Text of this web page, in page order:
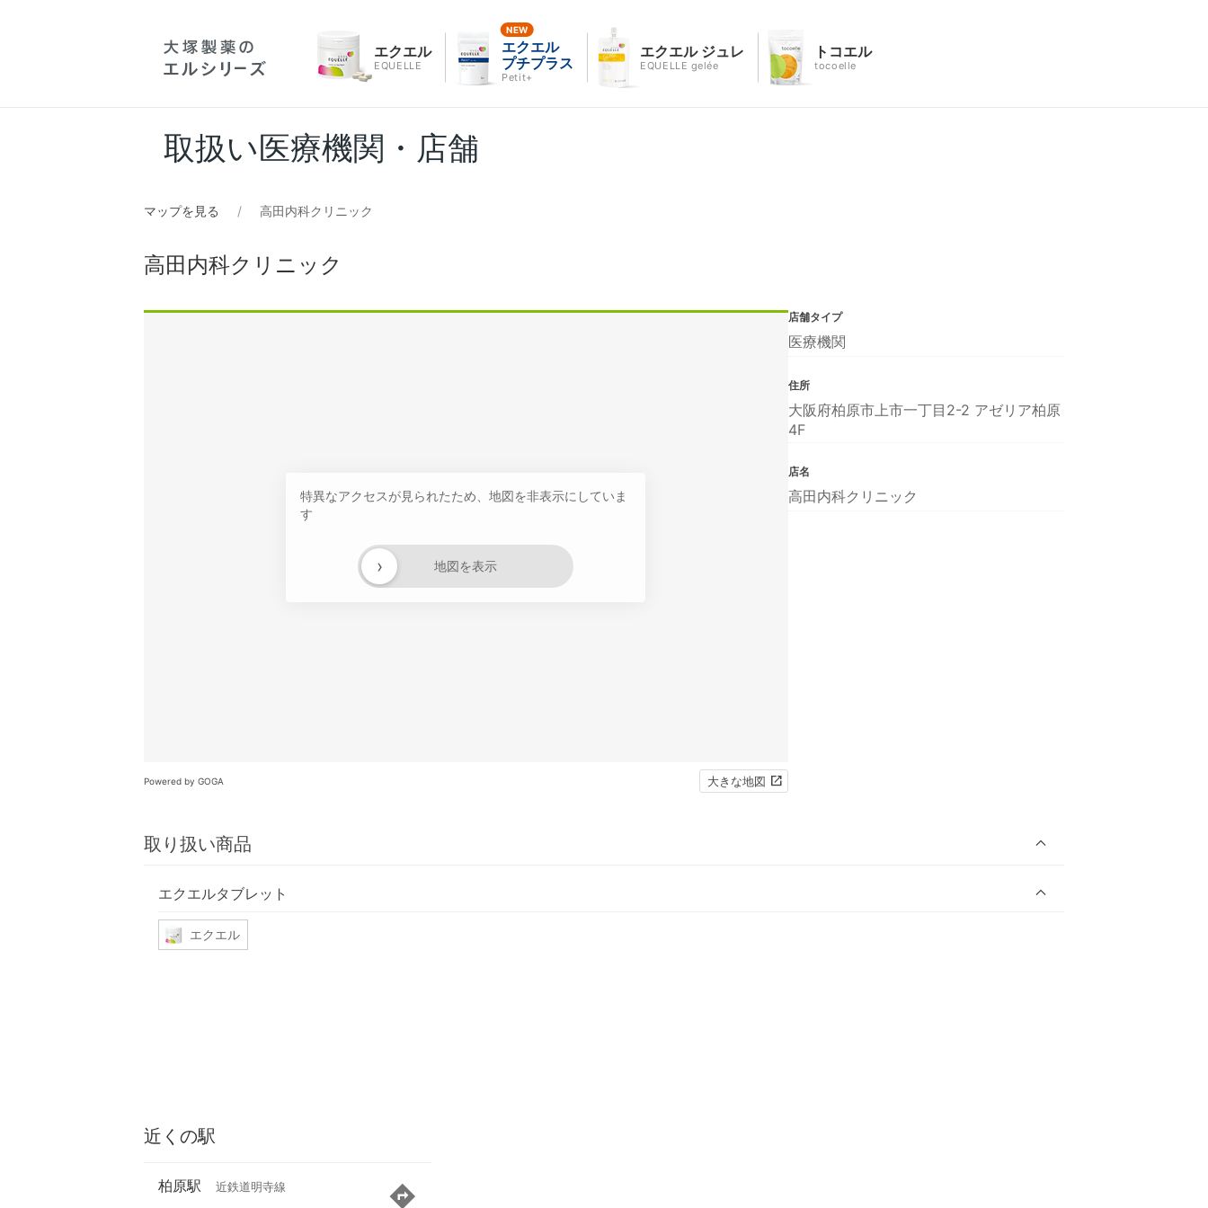
エクエル
EQUELLE
エクエル
プチプラス
Petit+
エクエル ジュレ
EQUELLE gelée
トコエル
tocoelle
取扱い医療機関・店舗
マップを見る 高田内科クリニック
高田内科クリニック
特異なアクセスが見られたため、地図を非表示にしていま
す
地図を表示
›
Powered by GOGA 大きな地図
取り扱い商品
エクエルタブレット
エクエル
店舗タイプ
医療機関
住所
大阪府柏原市上市一丁目2-2 アゼリア柏原
4F
店名
高田内科クリニック
近くの駅
柏原駅 近鉄道明寺線